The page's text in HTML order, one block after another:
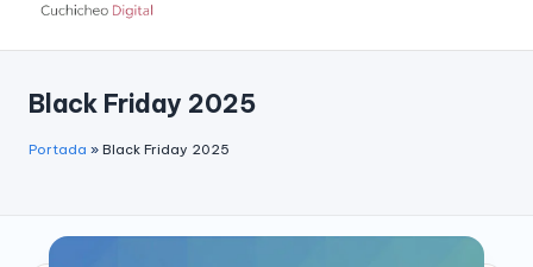
c
h
c
Crochet,
Black Friday 2025
Portada » Black Friday 2025